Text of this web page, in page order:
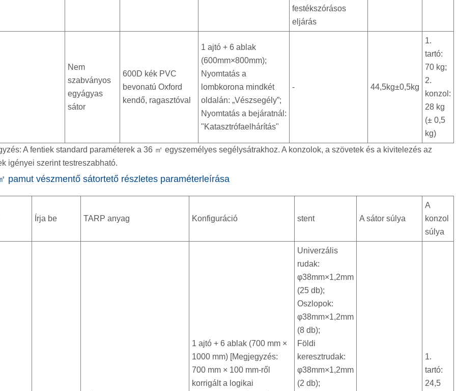
festékszórásos
eljárás
Nem
szabványos
egyágyas
sátor
600D kék PVC
bevonatú Oxford
kendő, ragasztóval
1 ajtó + 6 ablak
(600mm×800mm);
Nyomtatás a
lombkorona mindkét
oldalán: „Vészsegély”;
Nyomtatás a bejáratnál:
"Katasztrófaelhárítás"
- 44,5kg±0,5kg
1.
tartó:
70 kg;
2.
konzol:
28 kg
(± 0,5
kg)
A fentiek standard paraméterek a 36 ㎡ egyszemélyes segélysátrakhoz. A konzolok, a szövetek és a kivitelezés az
igényei szerint testreszabható.
pamut vészmentő sátortető részletes paraméterleírása
Írja be TARP anyag Konfiguráció stent A sátor súlya
A
konzol
súlya
1 ajtó + 6 ablak (700 mm ×
1000 mm) [Megjegyzés:
700 mm × 100 mm-ről
korrigált a logikai
Univerzális
rudak:
φ38mm×1,2mm
(25 db);
Oszlopok:
φ38mm×1,2mm
(8 db);
Földi
keresztrudak:
φ38mm×1,2mm
(2 db);
1.
tartó:
24,5